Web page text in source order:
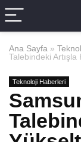
Ana Sayfa »
Talebindeki Artışla
Teknoloji Haberleri